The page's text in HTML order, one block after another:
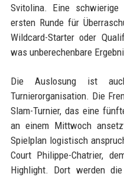
Svitolina. Eine
ersten Runde für
Wildcard-Starter oder
was unberechenbare
Die Auslosung ist
Turnierorganisation. Die
Slam-Turnier, das eine
an einem Mittwoch
Spielplan logistisch
Court Philippe-Chatrier,
Highlight. Dort werden